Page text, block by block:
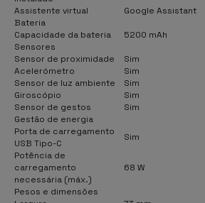
Assistente virtual
Google Assistant
Bateria
Capacidade da bateria
5200 mAh
Sensores
Sensor de proximidade
Sim
Acelerómetro
Sim
Sensor de luz ambiente
Sim
Giroscópio
Sim
Sensor de gestos
Sim
Gestão de energia
Porta de carregamento
USB Tipo-C
Sim
Potência de
carregamento
necessária (máx.)
68 W
Pesos e dimensões